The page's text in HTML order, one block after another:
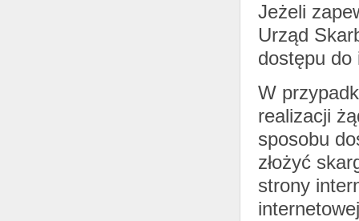
Jeżeli
Urząd
dostępu do
W
realizacji
sposobu
złożyć
strony